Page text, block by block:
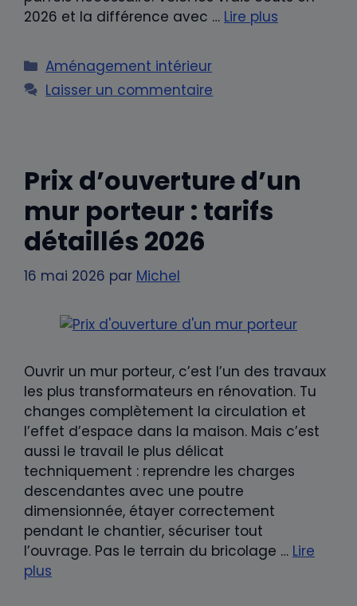
2026 et la différence avec … Lire plus
Catégories
Aménagement intérieur
Laisser un commentaire
Prix d’ouverture d’un
mur porteur : tarifs
détaillés 2026
16 mai 2026 par Michel
Ouvrir un mur porteur, c’est l’un des travaux
les plus transformateurs en rénovation. Tu
changes complètement la circulation et
l’effet d’espace dans la maison. Mais c’est
aussi le travail le plus délicat
techniquement : reprendre les charges
descendantes avec une poutre
dimensionnée, étayer correctement
pendant le chantier, sécuriser tout
l’ouvrage. Pas le terrain du bricolage … Lire
plus